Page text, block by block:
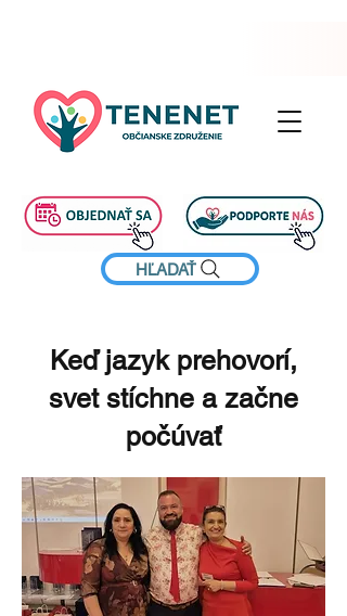
HĽADAŤ
Keď jazyk prehovorí,
svet stíchne a začne
počúvať